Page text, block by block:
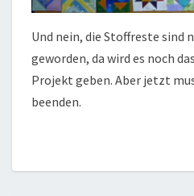
Und nein, die Stoffreste sind
geworden, da wird es noch
Projekt geben. Aber jetzt
beenden.